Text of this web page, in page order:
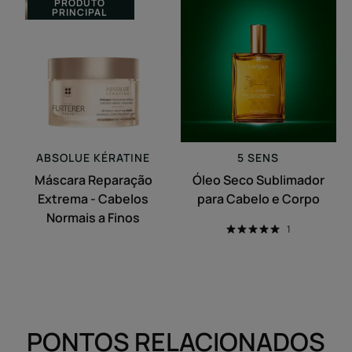
Reparação
Normais
a
Finos
PRINCIPAL
ABSOLUE KÉRATINE
Máscara Reparação
Extrema - Cabelos
Normais a Finos
Sublimador
para
Cabelo
e
Corpo
5 SENS
Óleo Seco Sublimador
para Cabelo e Corpo
1
PONTOS RELACIONADOS